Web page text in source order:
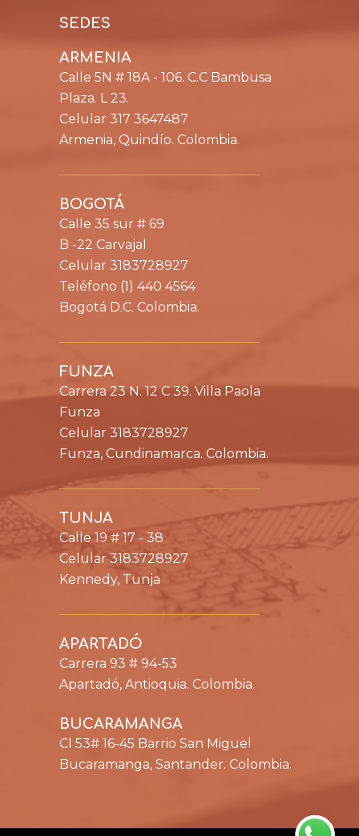
SEDES
ARMENIA
Calle 5N # 18A - 106. C.C Bambusa
Plaza. L 23.
Celular 317 3647487
Armenia, Quindío. Colombia.
BOGOTÁ
Calle 35 sur # 69
B -22 Carvajal
Celular 3183728927
Teléfono (1) 440 4564
Bogotá D.C. Colombia.
FUNZA
Carrera 23 N. 12 C 39. Villa Paola
Funza
Celular 3183728927
Funza, Cundinamarca. Colombia.
TUNJA
Calle 19 # 17 - 38
Celular 3183728927
Kennedy, Tunja
APARTADÓ
Carrera 93 # 94-53
Apartadó, Antioquia. Colombia.
BUCARAMANGA
Cl 53# 16-45 Barrio San Miguel
Bucaramanga, Santander. Colombia.